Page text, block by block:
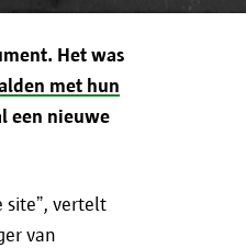
Het was
met hun
een nieuwe
site”, vertelt
van
aan derden om: